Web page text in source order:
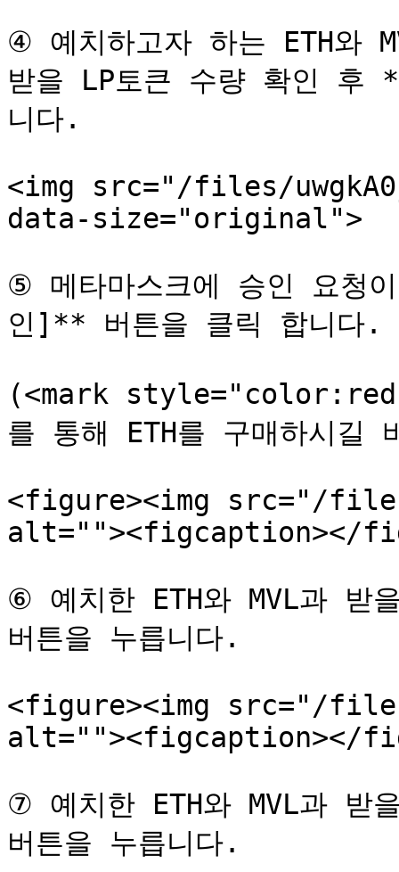
④ 예치하고자 하는 ETH와
받을 LP토큰 수량 확인
니다.
<img src="/files/
data-size="original">
⑤ 메타마스크에 승인 요
인]** 버튼을 클릭 합니다.
(<mark
를 통해 ETH를 구매하시길
<figure><img src="/files/
alt=""><figcaption></
⑥ 예치한 ETH와 MVL과
버튼을 누릅니다.
<figure><img src="/files/
alt=""><figcaption></
⑦ 예치한 ETH와 MVL과
버튼을 누릅니다.